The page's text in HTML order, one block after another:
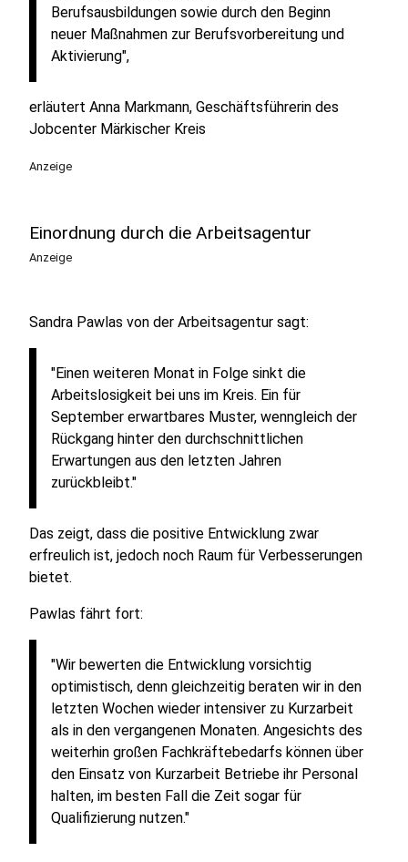
Berufsausbildungen sowie durch den Beginn
neuer Maßnahmen zur Berufsvorbereitung und
Aktivierung",
erläutert Anna Markmann, Geschäftsführerin des
Jobcenter Märkischer Kreis
Anzeige
Einordnung durch die Arbeitsagentur
Anzeige
Sandra Pawlas von der Arbeitsagentur sagt:
"Einen weiteren Monat in Folge sinkt die
Arbeitslosigkeit bei uns im Kreis. Ein für
September erwartbares Muster, wenngleich der
Rückgang hinter den durchschnittlichen
Erwartungen aus den letzten Jahren
zurückbleibt."
Das zeigt, dass die positive Entwicklung zwar
erfreulich ist, jedoch noch Raum für Verbesserungen
bietet.
Pawlas fährt fort:
"Wir bewerten die Entwicklung vorsichtig
optimistisch, denn gleichzeitig beraten wir in den
letzten Wochen wieder intensiver zu Kurzarbeit
als in den vergangenen Monaten. Angesichts des
weiterhin großen Fachkräftebedarfs können über
den Einsatz von Kurzarbeit Betriebe ihr Personal
halten, im besten Fall die Zeit sogar für
Qualifizierung nutzen."